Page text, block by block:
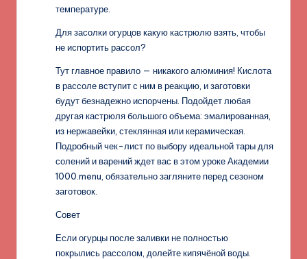
температуре.
Для засолки огурцов какую кастрюлю взять, чтобы
не испортить рассол?
Тут главное правило — никакого алюминия! Кислота
в рассоле вступит с ним в реакцию, и заготовки
будут безнадежно испорчены. Подойдет любая
другая кастрюля большого объема: эмалированная,
из нержавейки, стеклянная или керамическая.
Подробный чек-лист по выбору идеальной тары для
солений и варений ждет вас в этом уроке Академии
1000.menu, обязательно загляните перед сезоном
заготовок.
Совет
Если огурцы после заливки не полностью
покрылись рассолом, долейте кипячёной воды.